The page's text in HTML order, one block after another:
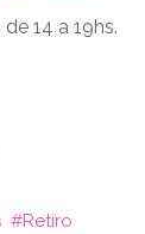
14 a 19hs.
Retiro